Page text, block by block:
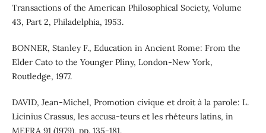
Transactions of the American Philosophical Society, Volume
43, Part 2, Philadelphia, 1953.
BONNER, Stanley F., Education in Ancient Rome: From the
Elder Cato to the Younger Pliny, London-New York,
Routledge, 1977.
DAVID, Jean-Michel, Promotion civique et droit à la parole: L.
Licinius Crassus, les accusa-teurs et les rhéteurs latins, in
MEFRA 91 (1979), pp. 135-181.